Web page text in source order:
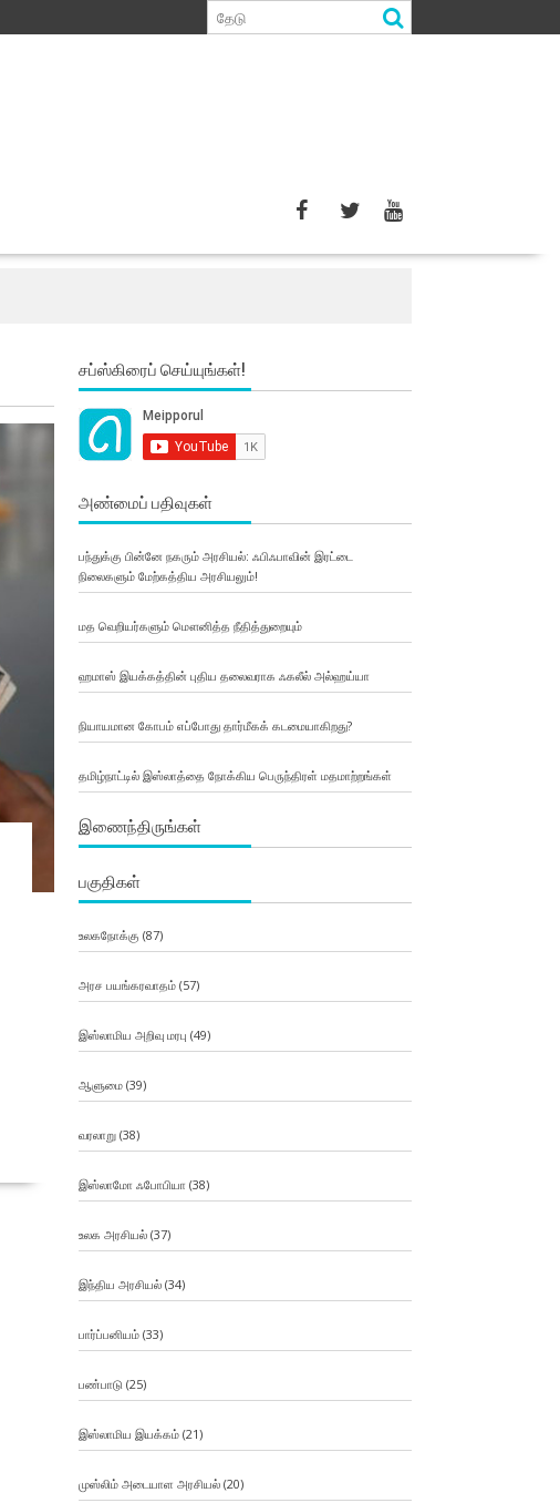
சப்ஸ்கிரைப் செய்யுங்கள்!
அண்மைப் பதிவுகள்
பந்துக்கு பின்னே நகரும் அரசியல்: ஃபிஃபாவின் இரட்டை
நிலைகளும் மேற்கத்திய அரசியலும்!
மத வெறியர்களும் மௌனித்த நீதித்துறையும்
ஹமாஸ் இயக்கத்தின் புதிய தலைவராக ஃகலீல் அல்ஹய்யா
நியாயமான கோபம் எப்போது தார்மீகக் கடமையாகிறது?
தமிழ்நாட்டில் இஸ்லாத்தை நோக்கிய பெருந்திரள் மதமாற்றங்கள்
இணைந்திருங்கள்
பகுதிகள்
உலகநோக்கு (87)
அரச பயங்கரவாதம்(57)
இஸ்லாமிய அறிவு மரபு (49)
ஆளுமை(39)
வரலாறு(38)
இஸ்லாமோ ஃபோபியா (38)
உலக அரசியல்(37)
இந்திய அரசியல்(34)
பார்ப்பனியம்(33)
பண்பாடு(25)
இஸ்லாமிய இயக்கம்(21)
முஸ்லிம் அடையாள அரசியல்(20)